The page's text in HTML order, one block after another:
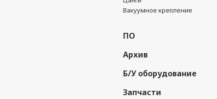
Вакуумное крепление
ПО
Архив
Б/У оборудование
Запчасти